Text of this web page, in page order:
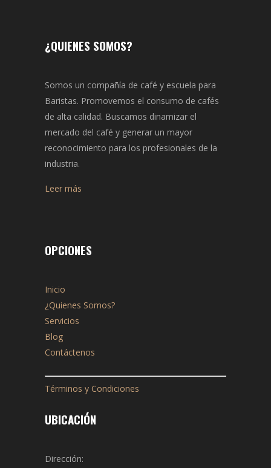
¿QUIENES SOMOS?
Somos un compañía de café y escuela para
Baristas. Promovemos el consumo de cafés
de alta calidad. Buscamos dinamizar el
mercado del café y generar un mayor
reconocimiento para los profesionales de la
industria.
Leer más
OPCIONES
Inicio
¿Quienes Somos?
Servicios
Blog
Contáctenos
Términos y Condiciones
UBICACIÓN
Dirección: